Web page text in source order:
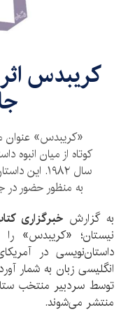
کریبدس
کوتاه از میان انبوه
سال ۱۹۸۲.
به منظور حضور در
به گزارشخبرگزاری
نیستان؛ «کریبدس»
داستان‌نویسی در
انگلیسی زبان به شمار
توسط سردبیر منتخب
منتشر می‌شوند.